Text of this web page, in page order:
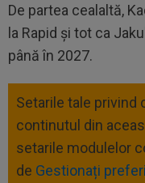
De partea cealaltă,
la Rapid și tot ca
până în 2027.
Setarile tale privind
continutul din
setarile modulelor
de Gestionați